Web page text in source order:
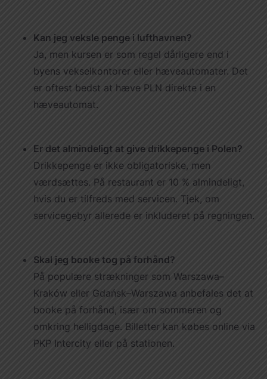
Kan jeg veksle penge i lufthavnen?
Ja, men kursen er som regel dårligere end i
byens vekselkontorer eller hæveautomater. Det
er oftest bedst at hæve PLN direkte i en
hæveautomat.
Er det almindeligt at give drikkepenge i Polen?
Drikkepenge er ikke obligatoriske, men
værdsættes. På restaurant er 10 % almindeligt,
hvis du er tilfreds med servicen. Tjek, om
servicegebyr allerede er inkluderet på regningen.
Skal jeg booke tog på forhånd?
På populære strækninger som Warszawa–
Kraków eller Gdańsk–Warszawa anbefales det at
booke på forhånd, især om sommeren og
omkring helligdage. Billetter kan købes online via
PKP Intercity eller på stationen.